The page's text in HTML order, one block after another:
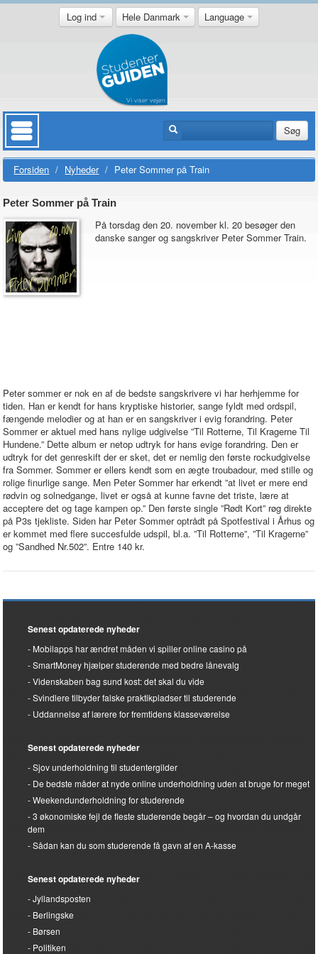
Log ind Hele Danmark Language
Søg
Forsiden / Nyheder / Peter Sommer på Train
Peter Sommer på Train
På torsdag den 20. november kl. 20 besøger den
danske sanger og sangskriver Peter Sommer Train.
Peter sommer er nok en af de bedste sangskrivere vi har herhjemme for
tiden. Han er kendt for hans kryptiske historier, sange fyldt med ordspil,
fængende melodier og at han er en sangskriver i evig forandring. Peter
Sommer er aktuel med hans nylige udgivelse ”Til Rotterne, Til Kragerne Til
Hundene.” Dette album er netop udtryk for hans evige forandring. Den er
udtryk for det genreskift der er sket, det er nemlig den første rockudgivelse
fra Sommer. Sommer er ellers kendt som en ægte troubadour, med stille og
rolige finurlige sange. Men Peter Sommer har erkendt ”at livet er mere end
rødvin og solnedgange, livet er også at kunne favne det triste, lære at
acceptere det og tage kampen op.” Den første single ”Rødt Kort” røg direkte
på P3s tjekliste. Siden har Peter Sommer optrådt på Spotfestival i Århus og
er kommet med flere succesfulde udspil, bl.a. ”Til Rotterne”, ”Til Kragerne”
og ”Sandhed Nr.502”. Entre 140 kr.
Senest opdaterede nyheder
Mobilapps har ændret måden vi spiller online casino på
SmartMoney hjælper studerende med bedre lånevalg
Videnskaben bag sund kost: det skal du vide
Svindlere tilbyder falske praktikpladser til studerende
Uddannelse af lærere for fremtidens klasseværelse
Senest opdaterede nyheder
Sjov underholdning til studentergilder
De bedste måder at nyde online underholdning uden at bruge for meget
Weekendunderholdning for studerende
3 økonomiske fejl de fleste studerende begår – og hvordan du undgår
dem
Sådan kan du som studerende få gavn af en A-kasse
Senest opdaterede nyheder
Jyllandsposten
Berlingske
Børsen
Politiken